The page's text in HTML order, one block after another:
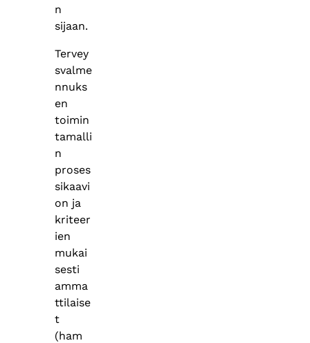
n
sijaan.
Tervey
svalme
nnuks
en
toimin
tamalli
n
proses
sikaavi
on ja
kriteer
ien
mukai
sesti
amma
ttilaise
t
(ham